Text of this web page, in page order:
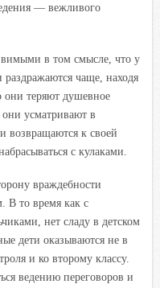
— вежливого
в том смысле, что у
чаще, находя
они теряют душевное
усматривают в
возвращаются к своей
с кулаками.
враждебности
В то время как с
нет сладу в детском
дети оказываются не в
и ко второму классу.
ведению переговоров и